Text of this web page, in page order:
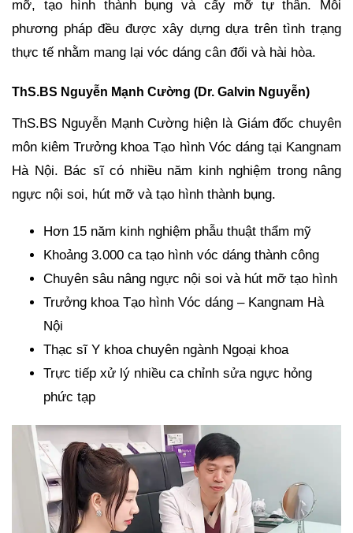
mỡ, tạo hình thành bụng và cấy mỡ tự thân. Mỗi
phương pháp đều được xây dựng dựa trên tình trạng
thực tế nhằm mang lại vóc dáng cân đối và hài hòa.
ThS.BS Nguyễn Mạnh Cường (Dr. Galvin Nguyễn)
ThS.BS Nguyễn Mạnh Cường hiện là Giám đốc chuyên
môn kiêm Trưởng khoa Tạo hình Vóc dáng tại Kangnam
Hà Nội. Bác sĩ có nhiều năm kinh nghiệm trong nâng
ngực nội soi, hút mỡ và tạo hình thành bụng.
Hơn 15 năm kinh nghiệm phẫu thuật thẩm mỹ
Khoảng 3.000 ca tạo hình vóc dáng thành công
Chuyên sâu nâng ngực nội soi và hút mỡ tạo hình
Trưởng khoa Tạo hình Vóc dáng – Kangnam Hà
Nội
Thạc sĩ Y khoa chuyên ngành Ngoại khoa
Trực tiếp xử lý nhiều ca chỉnh sửa ngực hỏng
phức tạp